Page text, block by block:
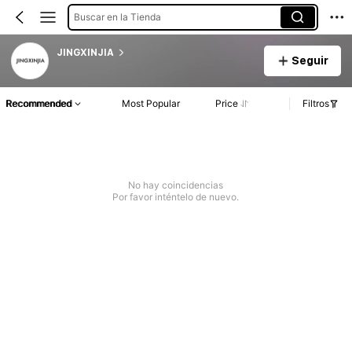
Buscar en la Tienda
JINGXINJIA
Seguir
Recommended Most Popular Price Filtros
No hay coincidencias
Por favor inténtelo de nuevo.